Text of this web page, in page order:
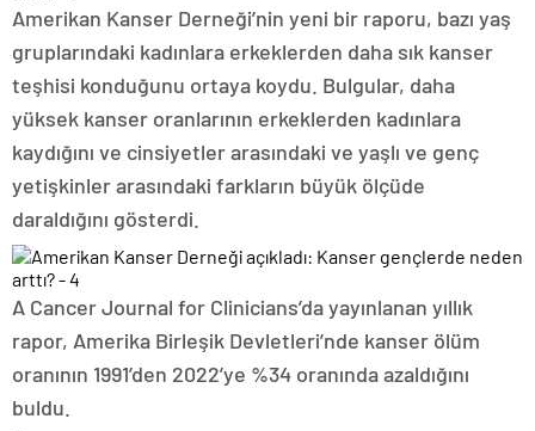
Amerikan Kanser Derneği’nin yeni bir raporu, bazı yaş
gruplarındaki kadınlara erkeklerden daha sık kanser
teşhisi konduğunu ortaya koydu. Bulgular, daha
yüksek kanser oranlarının erkeklerden kadınlara
kaydığını ve cinsiyetler arasındaki ve yaşlı ve genç
yetişkinler arasındaki farkların büyük ölçüde
daraldığını gösterdi.
A Cancer Journal for Clinicians’da yayınlanan yıllık
rapor, Amerika Birleşik Devletleri’nde kanser ölüm
oranının 1991’den 2022’ye %34 oranında azaldığını
buldu.